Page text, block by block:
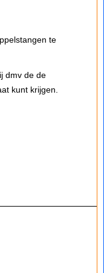
te
dmv de de
kunt krijgen.